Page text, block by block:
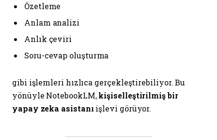
Özetleme
Anlam analizi
Anlık çeviri
Soru-cevap oluşturma
gibi işlemleri hızlıca gerçekleştirebiliyor. Bu
yönüyle NotebookLM,kişiselleştirilmiş bir
yapay zeka asistanı işlevi görüyor.